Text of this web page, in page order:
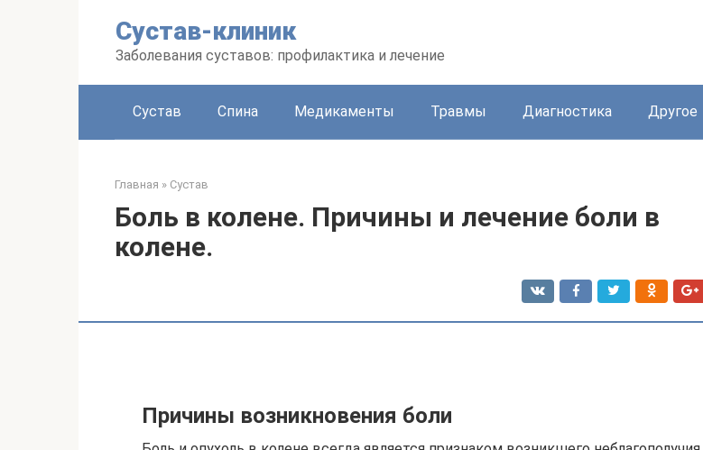
Сустав-клиник
Заболевания суставов: профилактика и лечение
Сустав Спина Медикаменты Травмы Диагностика Другое
Главная » Сустав
Боль в колене. Причины и лечение боли в
колене.
Причины возникновения боли